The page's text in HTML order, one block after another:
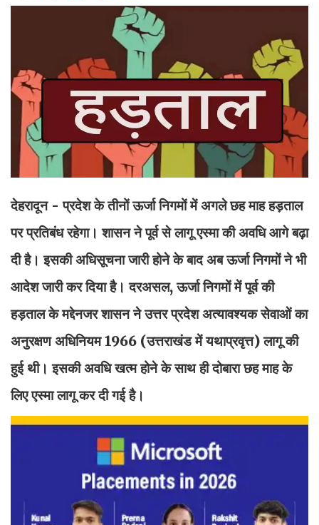
देहरादून - प्रदेश के तीनों ऊर्जा निगमों में अगले छह माह हड़ताल
पर प्रतिबंध रहेगा। शासन ने पूर्व से लागू एस्मा की अवधि आगे बढ़ा
दी है। इसकी अधिसूचना जारी होने के बाद अब ऊर्जा निगमों ने भी
आदेश जारी कर दिया है। दरअसल, ऊर्जा निगमों में पूर्व की
हड़ताल के मद्देनजर शासन ने उत्तर प्रदेश अत्यावश्यक सेवाओं का
अनुरक्षण अधिनियम 1966 (उत्तराखंड में यथाप्रवृत्त) लागू की
हुई थी। इसकी अवधि खत्म होने के साथ ही दोबारा छह माह के
लिए एस्मा लागू कर दी गई है।